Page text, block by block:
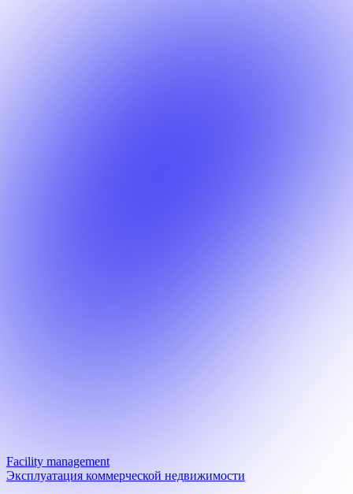
Facility management
Эксплуатация коммерческой недвижимости